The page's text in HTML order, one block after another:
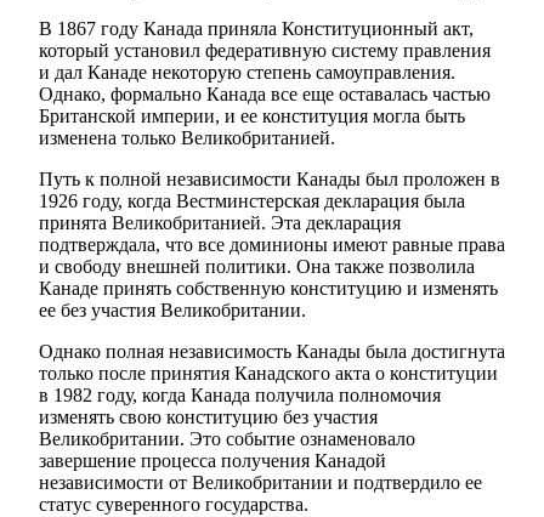
В 1867 году Канада приняла Конституционный акт,
который установил федеративную систему правления
и дал Канаде некоторую степень самоуправления.
Однако, формально Канада все еще оставалась частью
Британской империи, и ее конституция могла быть
изменена только Великобританией.
Путь к полной независимости Канады был проложен в
1926 году, когда Вестминстерская декларация была
принята Великобританией. Эта декларация
подтверждала, что все доминионы имеют равные права
и свободу внешней политики. Она также позволила
Канаде принять собственную конституцию и изменять
ее без участия Великобритании.
Однако полная независимость Канады была достигнута
только после принятия Канадского акта о конституции
в 1982 году, когда Канада получила полномочия
изменять свою конституцию без участия
Великобритании. Это событие ознаменовало
завершение процесса получения Канадой
независимости от Великобритании и подтвердило ее
статус суверенного государства.